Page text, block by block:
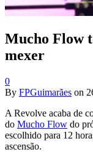
Mucho Flow
mexer
0
By FPGuimarães on
A Revolve acaba de
do Mucho Flow do
escolhido para 12
ascensão.